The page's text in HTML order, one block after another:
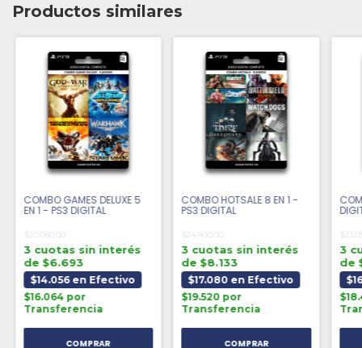
Productos similares
COMBO GAMES DELUXE 5
EN 1 - PS3 DIGITAL
$20.080,00
3 cuotas sin interés
de $6.693
$14.056 en Efectivo
$16.064 por
Transferencia
COMBO HOTSALE 8 EN 1 -
PS3 DIGITAL
$24.400,00
3 cuotas sin interés
de $8.133
$17.080 en Efectivo
$19.520 por
Transferencia
3
de